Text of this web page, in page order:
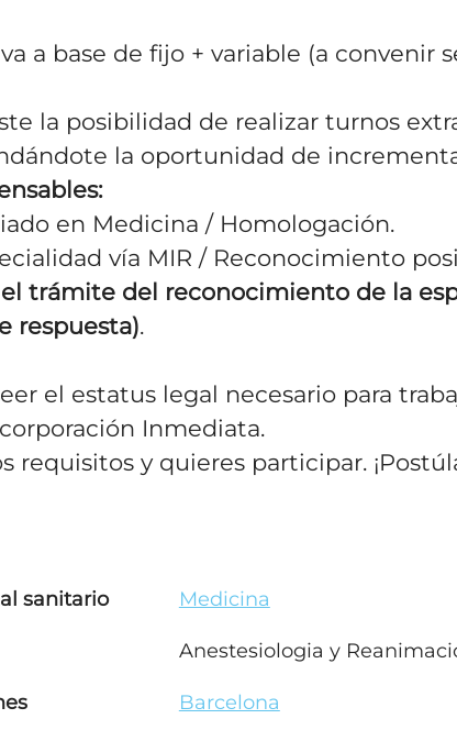
a base de fijo + variable (a convenir
la posibilidad de realizar turnos
la oportunidad de
en Medicina / Homologación.
vía MIR / Reconocimiento
trámite del reconocimiento de la
respuesta).
el estatus legal necesario para
Inmediata.
requisitos y quieres participar.
sanitario Medicina
Anestesiologia y
Barcelona